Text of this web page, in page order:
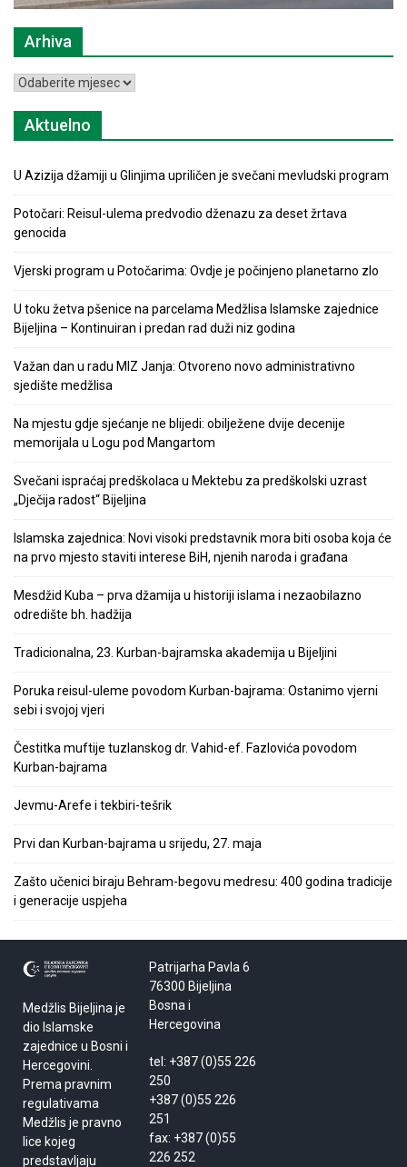
Arhiva
Arhiva
Aktuelno
U Azizija džamiji u Glinjima upriličen je svečani mevludski program
Potočari: Reisul-ulema predvodio dženazu za deset žrtava
genocida
Vjerski program u Potočarima: Ovdje je počinjeno planetarno zlo
U toku žetva pšenice na parcelama Medžlisa Islamske zajednice
Bijeljina – Kontinuiran i predan rad duži niz godina
Važan dan u radu MIZ Janja: Otvoreno novo administrativno
sjedište medžlisa
Na mjestu gdje sjećanje ne blijedi: obilježene dvije decenije
memorijala u Logu pod Mangartom
Svečani ispraćaj predškolaca u Mektebu za predškolski uzrast
„Dječija radost“ Bijeljina
Islamska zajednica: Novi visoki predstavnik mora biti osoba koja će
na prvo mjesto staviti interese BiH, njenih naroda i građana
Mesdžid Kuba – prva džamija u historiji islama i nezaobilazno
odredište bh. hadžija
Tradicionalna, 23. Kurban-bajramska akademija u Bijeljini
Poruka reisul-uleme povodom Kurban-bajrama: Ostanimo vjerni
sebi i svojoj vjeri
Čestitka muftije tuzlanskog dr. Vahid-ef. Fazlovića povodom
Kurban-bajrama
Jevmu-Arefe i tekbiri-tešrik
Prvi dan Kurban-bajrama u srijedu, 27. maja
Zašto učenici biraju Behram-begovu medresu: 400 godina tradicije
i generacije uspjeha
Medžlis Bijeljina je
dio Islamske
zajednice u Bosni i
Hercegovini.
Prema pravnim
regulativama
Medžlis je pravno
lice kojeg
predstavljaju
Patrijarha Pavla 6
76300 Bijeljina
Bosna i
Hercegovina
tel: +387 (0)55 226
250
+387 (0)55 226
251
fax: +387 (0)55
226 252